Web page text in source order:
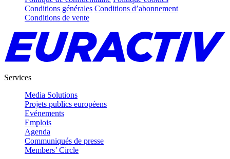
Conditions générales Conditions d’abonnement
Conditions de vente
Services
Media Solutions
Projets publics européens
Evénements
Emplois
Agenda
Communiqués de presse
Members’ Circle